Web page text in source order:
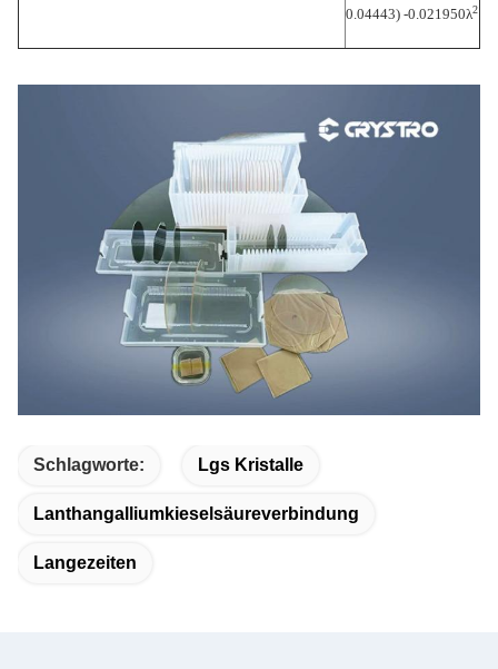
0.04443) -0.021950λ2
Schlagworte: Lgs Kristalle
Lanthangalliumkieselsäureverbindung
Langezeiten